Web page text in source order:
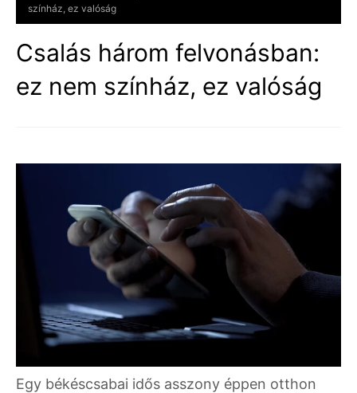
színház, ez valóság
Csalás három felvonásban:
ez nem színház, ez valóság
Egy békéscsabai idős asszony éppen otthon